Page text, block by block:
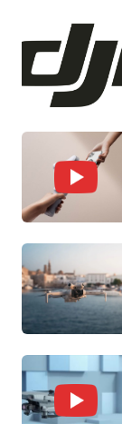
中国等供货的
人Jan
外第一个无人
仅仅表示确认
目前，大疆在
美国等出口。
构等更容易采用
国市场表示在
截至目前，为
疆产品签发了合
外，在基础设